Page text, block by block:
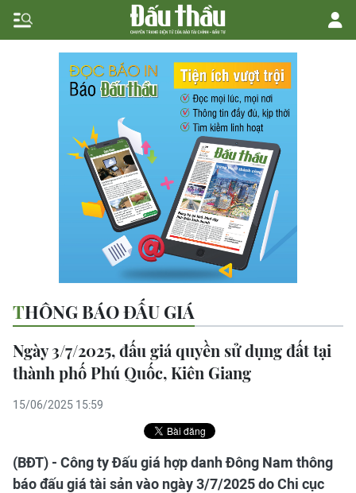
THÔNG BÁO ĐẤU GIÁ
Ngày 3/7/2025, đấu giá quyền sử dụng đất tại
thành phố Phú Quốc, Kiên Giang
15/06/2025 15:59
(BĐT) - Công ty Đấu giá hợp danh Đông Nam thông
báo đấu giá tài sản vào ngày 3/7/2025 do Chi cục